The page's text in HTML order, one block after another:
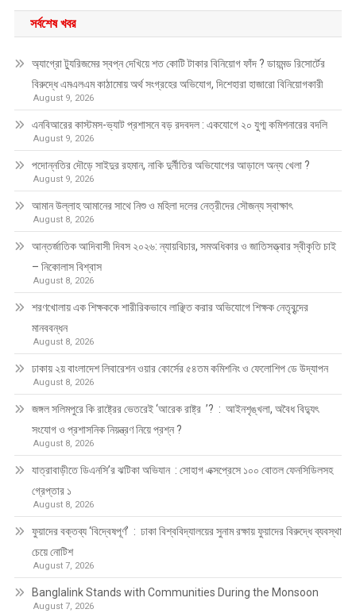
সর্বশেষ খবর
অ্যাগ্রো ট্যুরিজমের স্বপ্ন দেখিয়ে শত কোটি টাকার বিনিয়োগ ফাঁদ ? ডায়মন্ড রিসোর্টের
বিরুদ্ধে এমএলএম কাঠামোয় অর্থ সংগ্রহের অভিযোগ, দিশেহারা হাজারো বিনিয়োগকারী
August 9, 2026
এনবিআরের কাস্টমস-ভ্যাট প্রশাসনে বড় রদবদল : একযোগে ২০ যুগ্ম কমিশনারের বদলি
August 9, 2026
পদোন্নতির দৌড়ে সাইদুর রহমান, নাকি দুর্নীতির অভিযোগের আড়ালে অন্য খেলা ?
August 9, 2026
আমান উল্লাহ আমানের সাথে নিশু ও মহিলা দলের নেত্রীদের সৌজন্য স্বাক্ষাৎ
August 8, 2026
আন্তর্জাতিক আদিবাসী দিবস ২০২৬: ন্যায়বিচার, সমঅধিকার ও জাতিসত্ত্বার স্বীকৃতি চাই
– নিকোলাস বিশ্বাস
August 8, 2026
শরণখোলায় এক শিক্ষককে শারীরিকভাবে লাঞ্ছিত করার অভিযোগে শিক্ষক নেতৃবৃন্দের
মানববন্ধন
August 8, 2026
ঢাকায় ২য় বাংলাদেশ লিবারেশন ওয়ার কোর্সের ৫৪তম কমিশনিং ও ফেলোশিপ ডে উদ্‌যাপন
August 8, 2026
জঙ্গল সলিমপুরে কি রাষ্ট্রের ভেতরেই ‘আরেক রাষ্ট্র ’? : আইনশৃঙ্খলা, অবৈধ বিদ্যুৎ
সংযোগ ও প্রশাসনিক নিয়ন্ত্রণ নিয়ে প্রশ্ন ?
August 8, 2026
যাত্রাবাড়ীতে ডিএনসি’র ঝটিকা অভিযান : সোহাগ এক্সপ্রেসে ১০০ বোতল ফেনসিডিলসহ
গ্রেপ্তার ১
August 8, 2026
ফুয়াদের বক্তব্য ‘বিদ্বেষপূর্ণ’ : ঢাকা বিশ্ববিদ্যালয়ের সুনাম রক্ষায় ফুয়াদের বিরুদ্ধে ব্যবস্থা
চেয়ে নোটিশ
August 7, 2026
Banglalink Stands with Communities During the Monsoon
August 7, 2026